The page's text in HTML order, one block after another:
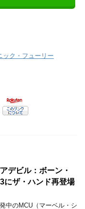
ック・フューリー
デビル：ボーン・
にザ・ハンド再登場
中のMCU（マーベル・シ